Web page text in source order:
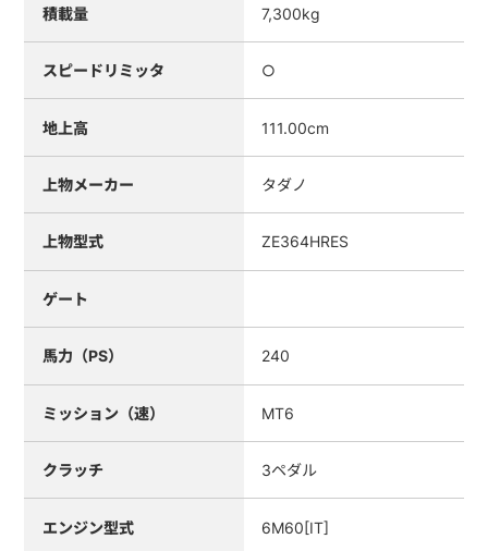
積載量 7,300kg
スピードリミッタ ○
地上高 111.00cm
上物メーカー タダノ
上物型式 ZE364HRES
ゲート
馬力（PS） 240
ミッション（速） MT6
クラッチ 3ペダル
エンジン型式 6M60[IT]